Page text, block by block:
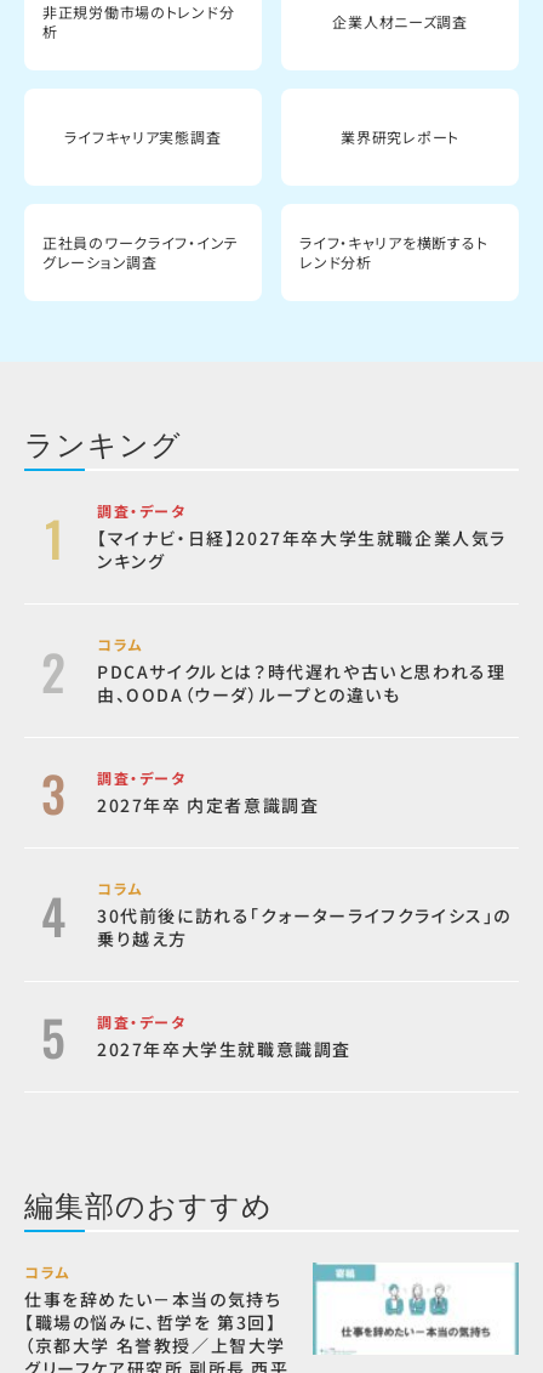
非正規労働市場のトレンド分
析
企業人材ニーズ調査
ライフキャリア実態調査 業界研究レポート
正社員のワークライフ・インテ
グレーション調査
ライフ・キャリアを横断するト
レンド分析
ランキング
調査・データ
【マイナビ・日経】2027年卒大学生就職企業人気ラ
ンキング
コラム
PDCAサイクルとは？時代遅れや古いと思われる理
由、OODA（ウーダ）ループとの違いも
調査・データ
2027年卒 内定者意識調査
コラム
30代前後に訪れる「クォーターライフクライシス」の
乗り越え方
調査・データ
2027年卒大学生就職意識調査
編集部のおすすめ
コラム
仕事を辞めたい－本当の気持ち
【職場の悩みに、哲学を 第3回】
（京都大学 名誉教授／上智大学